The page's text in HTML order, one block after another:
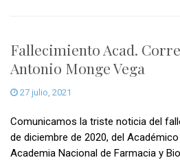
Fallecimiento Acad.
Antonio Monge Vega
27 julio, 2021
Comunicamos la triste noticia del
de diciembre de 2020, del
Academia Nacional de Farmacia y